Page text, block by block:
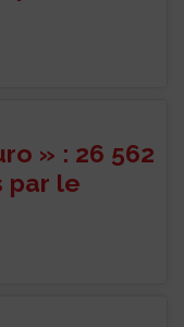
» : 26 562
par le